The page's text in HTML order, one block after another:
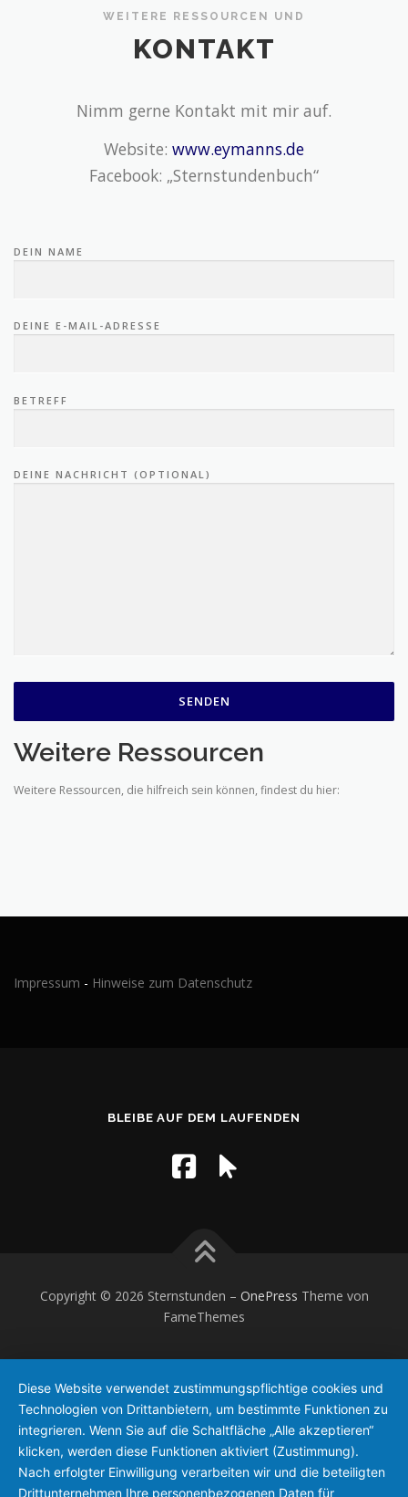
WEITERE RESSOURCEN UND
KONTAKT
Nimm gerne Kontakt mit mir auf.
Website: www.eymanns.de
Facebook: „Sternstundenbuch“
DEIN NAME
DEINE E-MAIL-ADRESSE
BETREFF
DEINE NACHRICHT (OPTIONAL)
Weitere Ressourcen
Weitere Ressourcen, die hilfreich sein können, findest du hier:
Impressum - Hinweise zum Datenschutz
BLEIBE AUF DEM LAUFENDEN
Copyright © 2026 Sternstunden – OnePress Theme von
FameThemes
Diese Website verwendet zustimmungspflichtige cookies und
Technologien von Drittanbietern, um bestimmte Funktionen zu
integrieren. Wenn Sie auf die Schaltfläche „Alle akzeptieren“
klicken, werden diese Funktionen aktiviert (Zustimmung).
Nach erfolgter Einwilligung verarbeiten wir und die beteiligten
Drittunternehmen Ihre personenbezogenen Daten für